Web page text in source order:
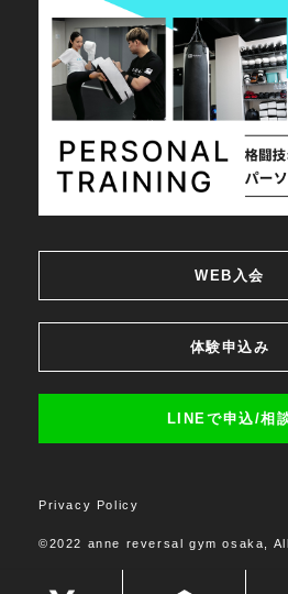
WEB入会
体験申込み
LINEで申込/相
Privacy Policy
©2022 anne reversal gym osaka,